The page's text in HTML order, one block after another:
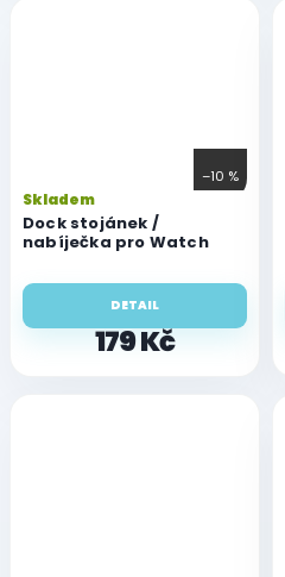
–10 %
Dock stojánek /
nabíječka pro Watch
Skladem
179 Kč
DETAIL